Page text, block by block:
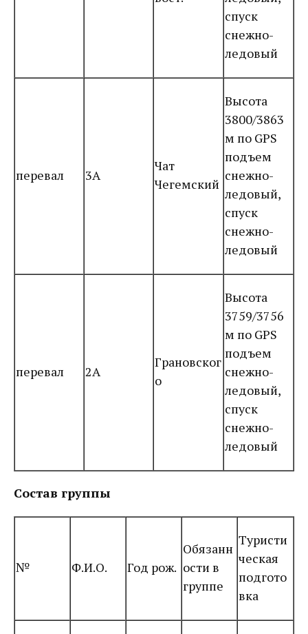
спуск
снежно-
ледовый
перевал 3А
Чат
Чегемский
Высота
3800/3863
м по GPS
подъем
снежно-
ледовый,
спуск
снежно-
ледовый
перевал 2А
Грановског
о
Высота
3759/3756
м по GPS
подъем
снежно-
ледовый,
спуск
снежно-
ледовый
Состав группы
№ Ф.И.О. Год рож.
Обязанн
ости в
группе
Туристи
ческая
подгото
вка